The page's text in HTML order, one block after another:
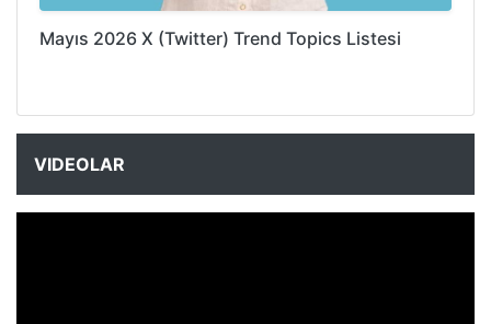
Mayıs 2026 X (Twitter) Trend Topics Listesi
VIDEOLAR